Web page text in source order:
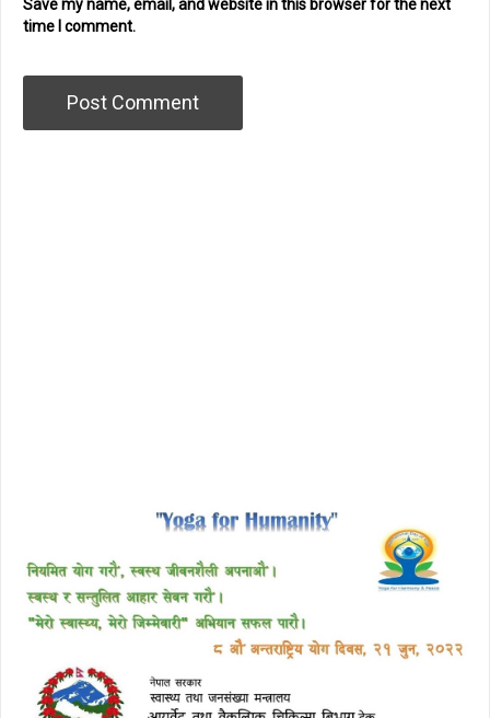
Save my name, email, and website in this browser for the next
time I comment.